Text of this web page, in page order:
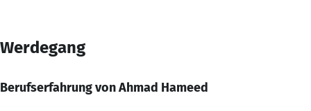
Werdegang
Berufserfahrung von Ahmad Hameed